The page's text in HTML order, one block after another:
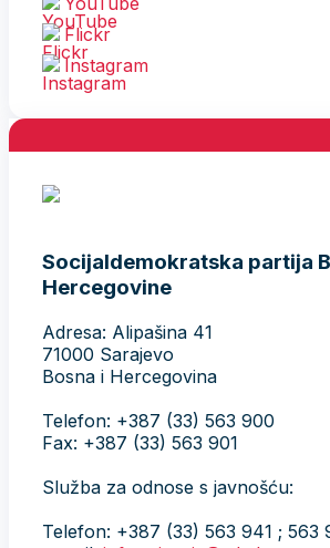
Flickr
Instagram
Socijaldemokratska partija
Hercegovine
Adresa: Alipašina 41
71000 Sarajevo
Bosna i Hercegovina
Telefon: +387 (33) 563 900
Fax: +387 (33) 563 901
Služba za odnose s javnošću:
Telefon: +387 (33) 563 941 ; 563